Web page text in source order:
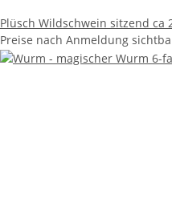
Plüsch Wildschwein sitzend ca
Preise nach Anmeldung